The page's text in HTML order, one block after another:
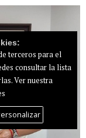
terceros para el
consultar la lista
Ver nuestra